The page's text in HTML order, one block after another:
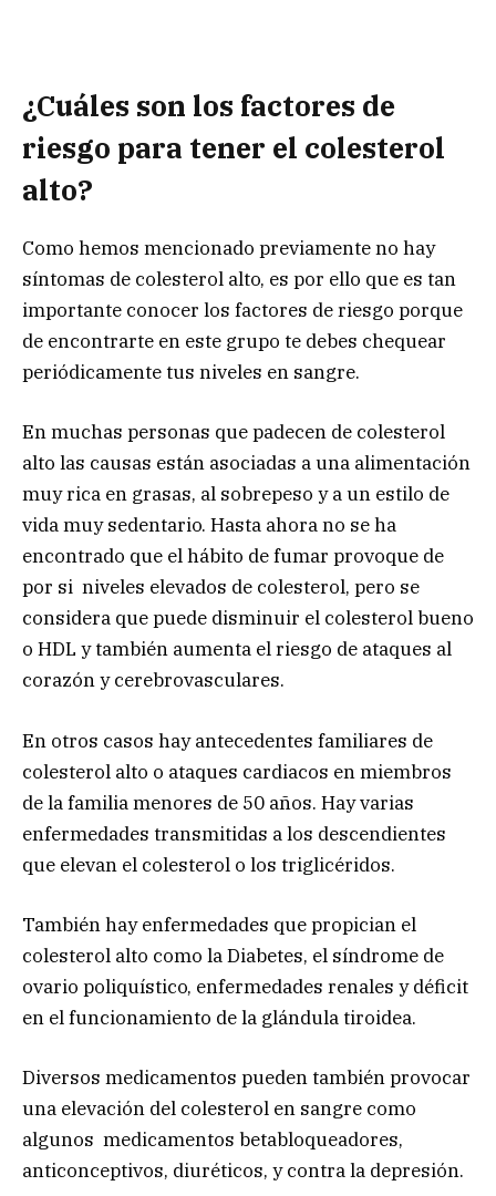
¿Cuáles son los factores de
riesgo para tener el colesterol
alto?
Como hemos mencionado previamente no hay
síntomas de colesterol alto, es por ello que es tan
importante conocer los factores de riesgo porque
de encontrarte en este grupo te debes chequear
periódicamente tus niveles en sangre.
En muchas personas que padecen de colesterol
alto las causas están asociadas a una alimentación
muy rica en grasas, al sobrepeso y a un estilo de
vida muy sedentario. Hasta ahora no se ha
encontrado que el hábito de fumar provoque de
por si niveles elevados de colesterol, pero se
considera que puede disminuir el colesterol bueno
o HDL y también aumenta el riesgo de ataques al
corazón y cerebrovasculares.
En otros casos hay antecedentes familiares de
colesterol alto o ataques cardiacos en miembros
de la familia menores de 50 años. Hay varias
enfermedades transmitidas a los descendientes
que elevan el colesterol o los triglicéridos.
También hay enfermedades que propician el
colesterol alto como la Diabetes, el síndrome de
ovario poliquístico, enfermedades renales y déficit
en el funcionamiento de la glándula tiroidea.
Diversos medicamentos pueden también provocar
una elevación del colesterol en sangre como
algunos medicamentos betabloqueadores,
anticonceptivos, diuréticos, y contra la depresión.